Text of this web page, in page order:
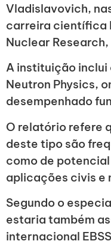
Vladislavovich,
carreira científica
Nuclear Research,
A instituição inclui
Neutron Physics,
desempenhado
O relatório refere
deste tipo são
como de
aplicações civis e
Segundo o
estaria também
internacional